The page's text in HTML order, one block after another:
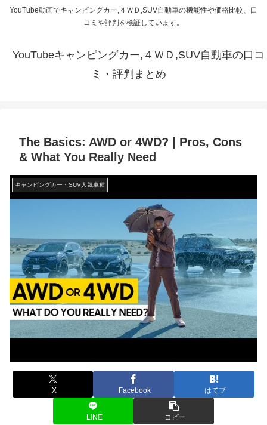
YouTube動画でキャンピングカー,４ＷＤ,SUV自動車の機能性や価格比較、口
コミや評判を検証しています。
YouTubeキャンピングカー,４ＷＤ,SUV自動車の口コ
ミ・評判まとめ
The Basics: AWD or 4WD? | Pros, Cons
& What You Really Need
キャンピングカー・SUV人気車種
X Facebook はてブ
LINE コピー